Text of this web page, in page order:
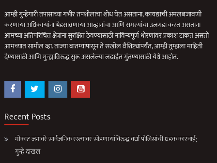
आम्ही गुन्हेगारी तपासाच्या गंभीर तपशीलांचा शोध घेत असताना, कायद्याची अंमलबजावणी
करणार्‍या अधिकार्‍यांना भेडसावणार्‍या आव्हानांचा आणि समस्यांचा उलगडा करत असताना
आमच्या अतिपरिचित क्षेत्रांना सुरक्षित ठेवण्यासाठी नाविन्यपूर्ण धोरणांवर प्रकाश टाकत असतो
आमच्यात सामील व्हा. ताज्या बातम्यांपासून ते सखोल वैशिष्ट्यांपर्यंत, आम्ही तुम्हाला माहिती
देण्यासाठी आणि गुन्ह्याविरुद्ध सुरू असलेल्या लढाईत गुंतण्यासाठी येथे आहोत.
Recent Posts
मोकाट जनावरे सार्वजनिक रस्त्यावर सोडणाऱ्यांविरुद्ध वर्धा पोलिसांची धडक कारवाई;
गुन्हे दाखल